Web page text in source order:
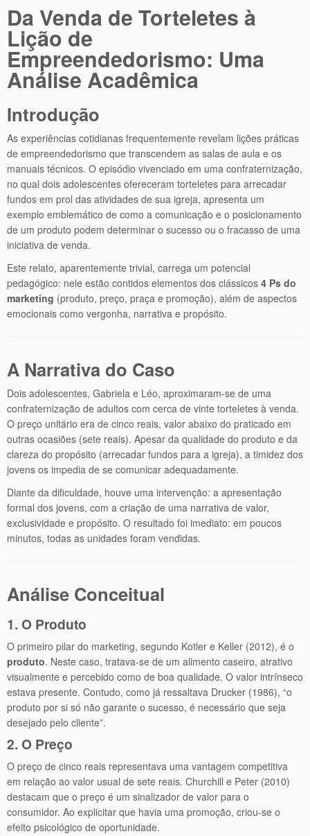
Da Venda de Torteletes à
Lição de
Empreendedorismo: Uma
Análise Acadêmica
Introdução
As experiências cotidianas frequentemente revelam lições práticas
de empreendedorismo que transcendem as salas de aula e os
manuais técnicos. O episódio vivenciado em uma confraternização,
no qual dois adolescentes ofereceram torteletes para arrecadar
fundos em prol das atividades de sua igreja, apresenta um
exemplo emblemático de como a comunicação e o posicionamento
de um produto podem determinar o sucesso ou o fracasso de uma
iniciativa de venda.
Este relato, aparentemente trivial, carrega um potencial
pedagógico: nele estão contidos elementos dos clássicos 4 Ps do
marketing (produto, preço, praça e promoção), além de aspectos
emocionais como vergonha, narrativa e propósito.
A Narrativa do Caso
Dois adolescentes, Gabriela e Léo, aproximaram-se de uma
confraternização de adultos com cerca de vinte torteletes à venda.
O preço unitário era de cinco reais, valor abaixo do praticado em
outras ocasiões (sete reais). Apesar da qualidade do produto e da
clareza do propósito (arrecadar fundos para a igreja), a timidez dos
jovens os impedia de se comunicar adequadamente.
Diante da dificuldade, houve uma intervenção: a apresentação
formal dos jovens, com a criação de uma narrativa de valor,
exclusividade e propósito. O resultado foi imediato: em poucos
minutos, todas as unidades foram vendidas.
Análise Conceitual
1. O Produto
O primeiro pilar do marketing, segundo Kotler e Keller (2012), é o
produto. Neste caso, tratava-se de um alimento caseiro, atrativo
visualmente e percebido como de boa qualidade. O valor intrínseco
estava presente. Contudo, como já ressaltava Drucker (1986), “o
produto por si só não garante o sucesso, é necessário que seja
desejado pelo cliente”.
2. O Preço
O preço de cinco reais representava uma vantagem competitiva
em relação ao valor usual de sete reais. Churchill e Peter (2010)
destacam que o preço é um sinalizador de valor para o
consumidor. Ao explicitar que havia uma promoção, criou-se o
efeito psicológico de oportunidade.